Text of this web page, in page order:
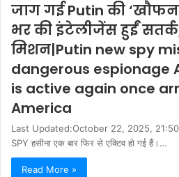
जाग गई Putin की
भर की इंटेलीजेंस हुईं
मिशन|Putin new spy
dangerous espionage
is active again once
America
Last Updated:October 22, 2025,
SPY हसीना एक बार फिर से एक्टिव हो गई हैं।…
Read More »